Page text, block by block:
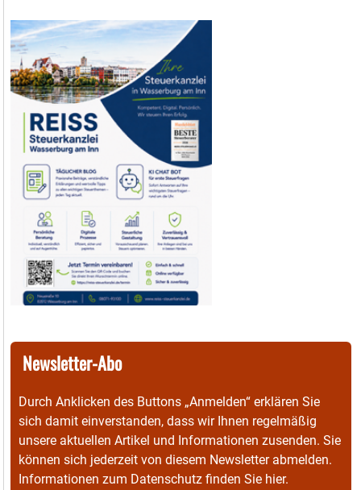
Newsletter-Abo
Durch Anklicken des Buttons „Anmelden“ erklären Sie
sich damit einverstanden, dass wir Ihnen regelmäßig
unsere aktuellen Artikel und Informationen zusenden. Sie
können sich jederzeit von diesem Newsletter abmelden.
Informationen zum Datenschutz finden Sie hier.